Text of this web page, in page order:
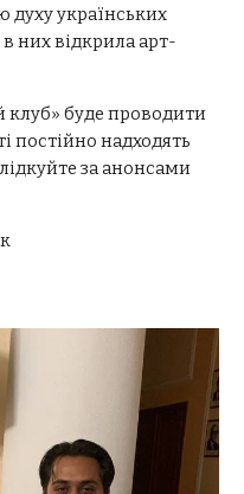
українських
них відкрила арт-
клуб» буде проводити
постійно надходять
за анонсами